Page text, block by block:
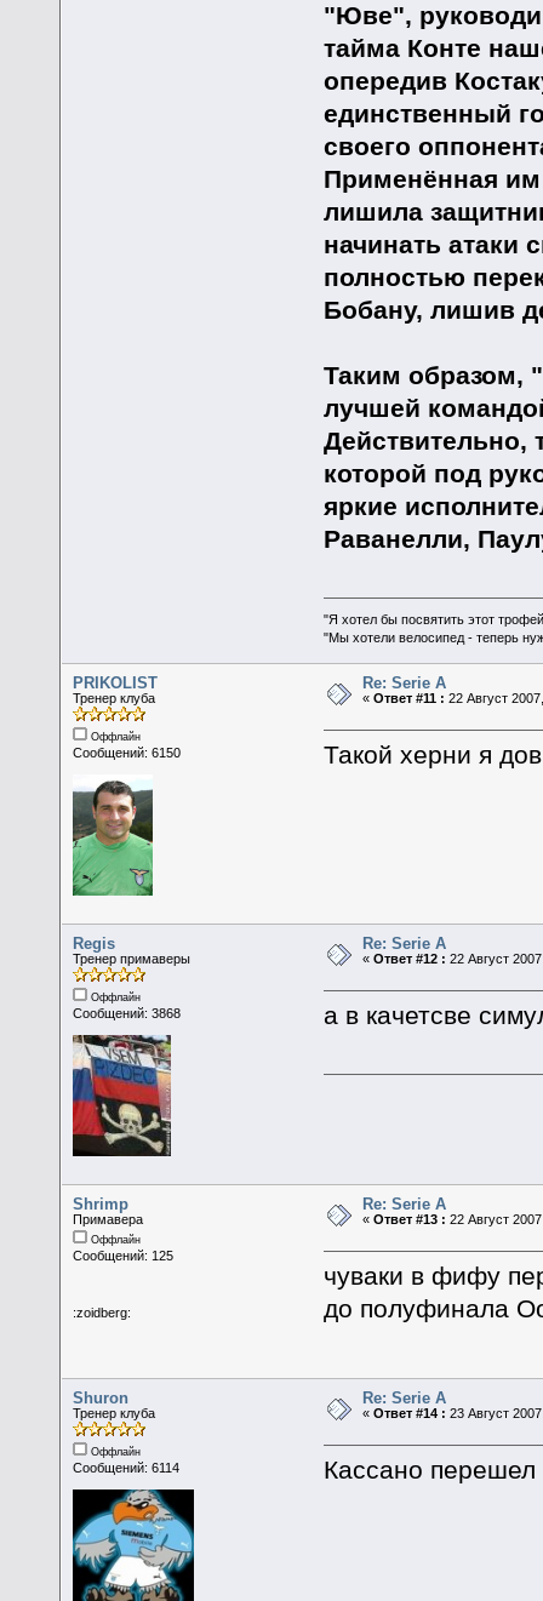
"Юве",
тайма Конте
опередив
единственный
своего
Применённая им
лишила
начинать атаки
полностью
Бобану, лишив
Таким образом,
лучшей
Действительно,
которой под
яркие
Раванелли,
"Я хотел бы посвятить этот
"Мы хотели велосипед - теперь
PRIKOLIST
Тренер клуба
Оффлайн
Сообщений: 6150
Re: Serie A
«Ответ #11 : 22 Август
Такой херни я
Regis
Тренер примаверы
Оффлайн
Сообщений: 3868
Re: Serie A
«Ответ #12 : 22 Август
а в качетсве
Shrimp
Примавера
Оффлайн
Сообщений: 125
:zoidberg:
Re: Serie A
«Ответ #13 : 22 Август
чуваки в фифу
до полуфинала
Shuron
Тренер клуба
Оффлайн
Сообщений: 6114
Re: Serie A
«Ответ #14 : 23 Август
Кассано